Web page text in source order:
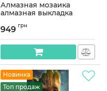
Алмазная мозаика
алмазная выкладка
OG00806SB
Артикул:OG00806SB
949 грн
Новинка
Топ продаж